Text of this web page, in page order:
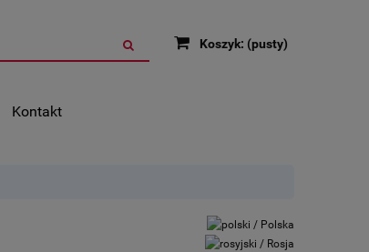
Koszyk: (pusty)
Kontakt